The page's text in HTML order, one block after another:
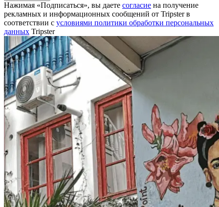
Нажимая «Подписаться», вы даете согласие на получение
рекламных и информационных сообщений от Tripster в
соответствии c условиями политики обработки персональных
данных Tripster